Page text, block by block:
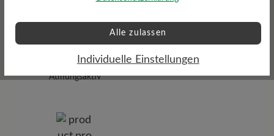
Funktionalität
Atmungsaktiv
griffig
Alle zulassen
Individuelle Einstellungen